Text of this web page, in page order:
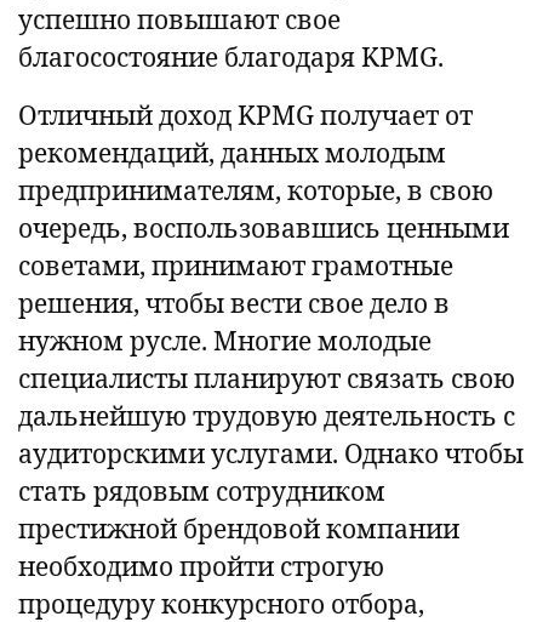
успешно повышают свое
благосостояние благодаря KPMG.
Отличный доход KPMG получает от
рекомендаций, данных молодым
предпринимателям, которые, в свою
очередь, воспользовавшись ценными
советами, принимают грамотные
решения, чтобы вести свое дело в
нужном русле. Многие молодые
специалисты планируют связать свою
дальнейшую трудовую деятельность с
аудиторскими услугами. Однако чтобы
стать рядовым сотрудником
престижной брендовой компании
необходимо пройти строгую
процедуру конкурсного отбора,